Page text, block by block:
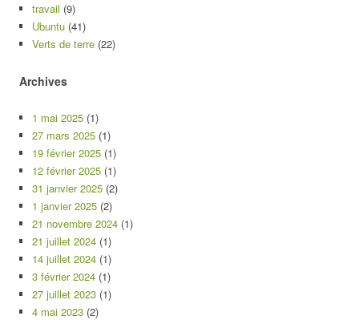
travail (9)
Ubuntu (41)
Verts de terre (22)
Archives
1 mai 2025 (1)
27 mars 2025 (1)
19 février 2025 (1)
12 février 2025 (1)
31 janvier 2025 (2)
1 janvier 2025 (2)
21 novembre 2024 (1)
21 juillet 2024 (1)
14 juillet 2024 (1)
3 février 2024 (1)
27 juillet 2023 (1)
4 mai 2023 (2)